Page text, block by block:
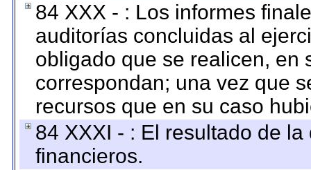
84 XXX - : Los informes
auditorías concluidas al
obligado que se realicen, en
correspondan; una vez que
recursos que en su caso
84 XXXI - : El resultado de
financieros.